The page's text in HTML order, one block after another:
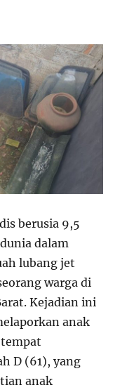
berusia 9,5
dalam
lubang jet
warga di
Kejadian ini
anak
D (61), yang
anak